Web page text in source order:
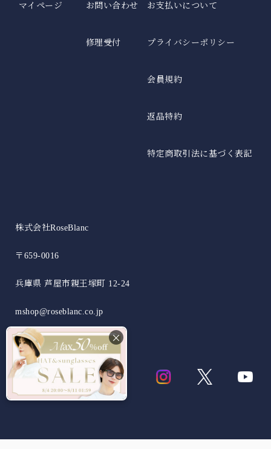
×
マイページ お問い合わせ
修理受付
お支払いについて
プライバシーポリシー
会員規約
返品特約
特定商取引法に基づく表記
株式会社RoseBlanc
〒659-0016
兵庫県 芦屋市親王塚町 12-24
mshop@roseblanc.co.jp